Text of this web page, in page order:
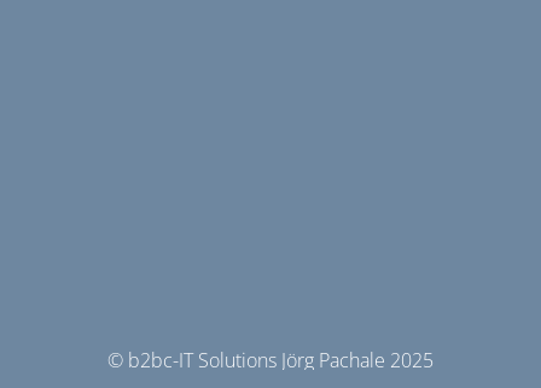
© b2bc-IT Solutions Jörg Pachale 2025